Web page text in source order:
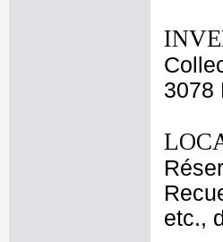
3078
etc.,